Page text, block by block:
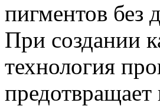
пигментов без
При создании
технология